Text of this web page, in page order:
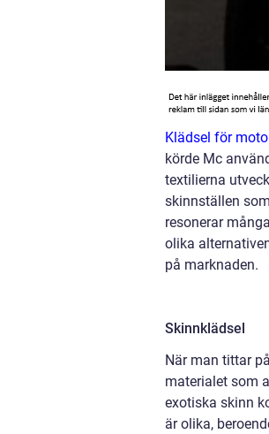
Klädsel för
körde Mc
textilierna
skinnställen
resonerar
olika
på marknaden.
Skinnklädsel
När man tittar
materialet som
exotiska skinn
är olika,